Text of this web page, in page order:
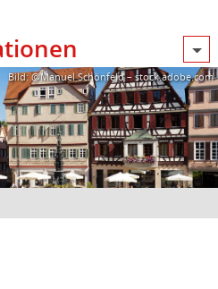
Bild: @Manuel Schönfeld – stock.adobe.com